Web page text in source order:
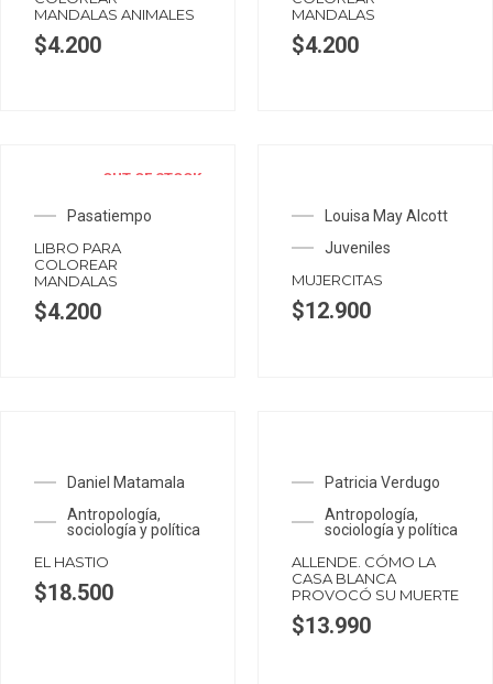
MANDALAS ANIMALES
$4.200
MANDALAS
$4.200
OUT OF STOCK
Pasatiempo
LIBRO PARA
COLOREAR
MANDALAS
$4.200
Louisa May Alcott
Juveniles
MUJERCITAS
$12.900
Daniel Matamala
Antropología,
sociología y política
EL HASTIO
$18.500
Patricia Verdugo
Antropología,
sociología y política
ALLENDE. CÓMO LA
CASA BLANCA
PROVOCÓ SU MUERTE
$13.990